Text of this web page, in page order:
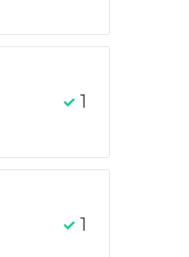
1
1